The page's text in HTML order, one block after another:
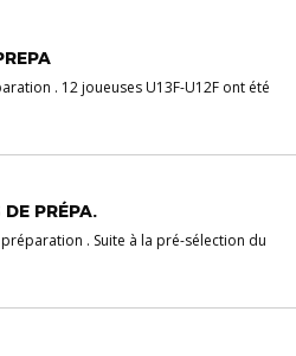
. 12 joueuses U13F-U12F ont été
PRÉPA.
. Suite à la pré-sélection du